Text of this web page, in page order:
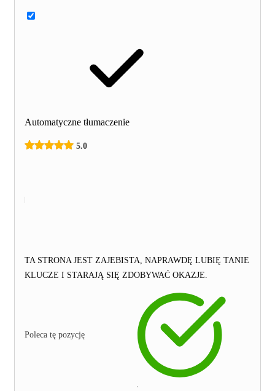
Automatyczne tłumaczenie
5.0
TA STRONA JEST ZAJEBISTA, NAPRAWDĘ LUBIĘ TANIE
KLUCZE I STARAJĄ SIĘ ZDOBYWAĆ OKAZJE.
Poleca tę pozycję